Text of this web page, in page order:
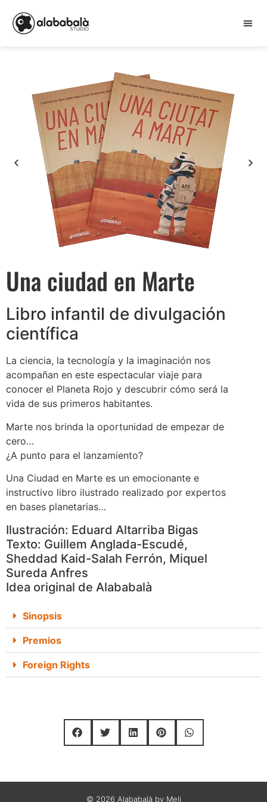
Una ciudad en Marte
Libro infantil de divulgación
científica
La ciencia, la tecnología y la imaginación nos
acompañan en este espectacular viaje para
conocer el Planeta Rojo y descubrir cómo será la
vida de sus primeros habitantes.
Marte nos brinda la oportunidad de empezar de
cero…
¿A punto para el lanzamiento?
Una Ciudad en Marte es un emocionante e
instructivo libro ilustrado realizado por expertos
en bases planetarias…
Ilustración: Eduard Altarriba Bigas
Texto: Guillem Anglada-Escudé,
Sheddad Kaid-Salah Ferrón, Miquel
Sureda Anfres
Idea original de Alababalà
Sinopsis
Premios
Foreign Rights
© 2026 Alababalà by Meli